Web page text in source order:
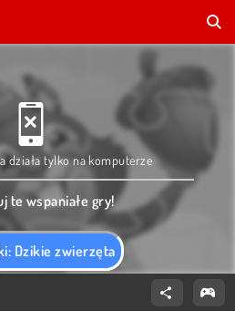
Dzikie zwierzęta
działa tylko na komputerze
te wspaniałe gry!